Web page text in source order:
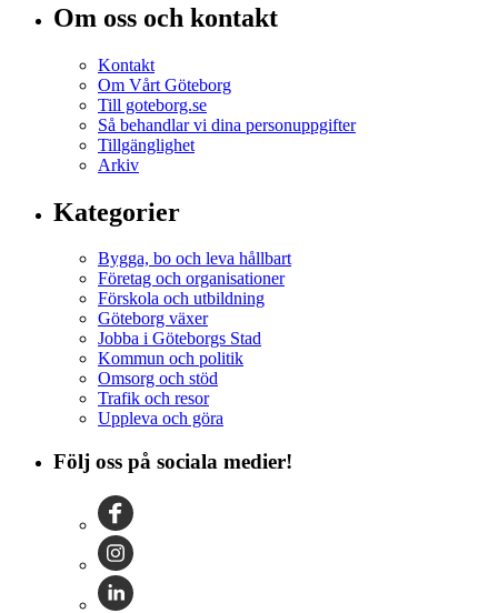
Om oss och kontakt
Kontakt
Om Vårt Göteborg
Till goteborg.se
Så behandlar vi dina personuppgifter
Tillgänglighet
Arkiv
Kategorier
Bygga, bo och leva hållbart
Företag och organisationer
Förskola och utbildning
Göteborg växer
Jobba i Göteborgs Stad
Kommun och politik
Omsorg och stöd
Trafik och resor
Uppleva och göra
Följ oss på sociala medier!